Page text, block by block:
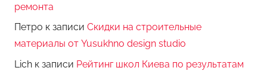
ремонта
Петро к записи Скидки на строительные
материалы от Yusukhno design studio
Lich к записи Рейтинг школ Киева по результатам